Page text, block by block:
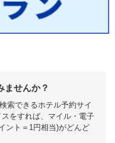
ませんか？
索できるホテル予約サイ
をすれば、マイル・電子
ント＝1円相当)がどんど